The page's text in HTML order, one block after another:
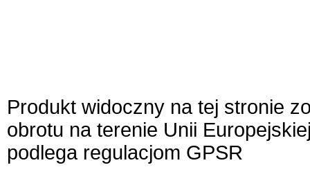
Produkt widoczny na tej stronie
obrotu na terenie Unii
podlega regulacjom GPSR